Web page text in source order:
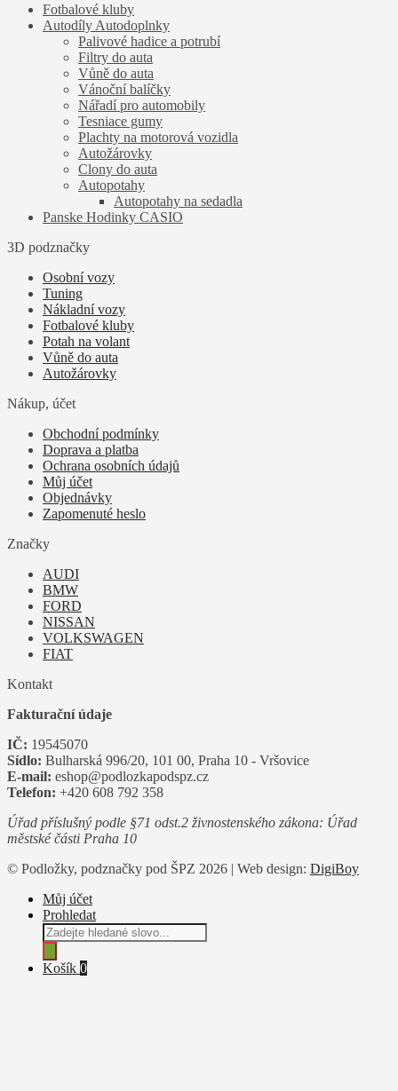
Fotbalové kluby
Autodíly Autodoplnky
Palivové hadice a potrubí
Filtry do auta
Vůně do auta
Vánoční balíčky
Nářadí pro automobily
Tesniace gumy
Plachty na motorová vozidla
Autožárovky
Clony do auta
Autopotahy
Autopotahy na sedadla
Panske Hodinky CASIO
3D podznačky
Osobní vozy
Tuning
Nákladní vozy
Fotbalové kluby
Potah na volant
Vůně do auta
Autožárovky
Nákup, účet
Obchodní podmínky
Doprava a platba
Ochrana osobních údajů
Můj účet
Objednávky
Zapomenuté heslo
Značky
AUDI
BMW
FORD
NISSAN
VOLKSWAGEN
FIAT
Kontakt
Fakturační údaje
IČ: 19545070
Sídlo: Bulharská 996/20, 101 00, Praha 10 - Vršovice
E-mail: eshop@podlozkapodspz.cz
Telefon: +420 608 792 358
Úřad příslušný podle §71 odst.2 živnostenského zákona: Úřad
městské části Praha 10
© Podložky, podznačky pod ŠPZ 2026 | Web design: DigiBoy
Můj účet
Prohledat
Products
search
Košík 0